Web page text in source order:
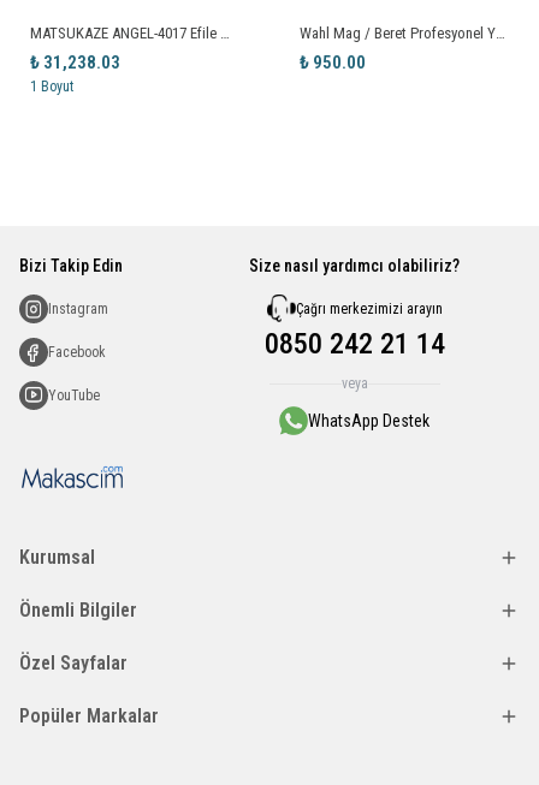
MATSUKAZE ANGEL-4017 Efile Makası
₺ 31,238.03
1 Boyut
Wahl Mag / Beret Profesyonel Yedek Bıçak (2111)
₺ 950.00
Kurumsal
Önemli Bilgiler
Özel Sayfalar
Popüler Markalar
Bizi Takip Edin
Instagram
Facebook
YouTube
Size nasıl yardımcı olabiliriz?
Çağrı merkezimizi arayın
0850 242 21 14
veya
WhatsApp Destek